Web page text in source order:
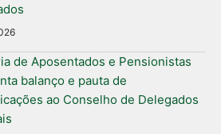
de Aposentados e Pensionistas
balanço e pauta de
ao Conselho de Delegados